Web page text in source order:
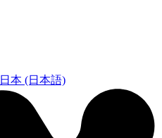
日本 (日本語)